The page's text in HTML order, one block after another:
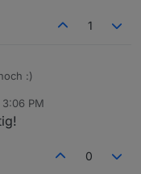
1
:)
PM
0